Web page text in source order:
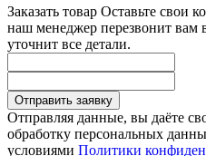
Заказать товар Оставьте свои
наш менеджер перезвонит вам
уточнит все детали.
Отправить заявку
Отправляя данные, вы даёте
обработку персональных
условиями Политики